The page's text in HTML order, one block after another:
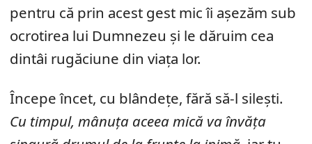
pentru că prin acest gest mic îi așezăm sub
ocrotirea lui Dumnezeu și le dăruim cea
dintâi rugăciune din viața lor.
Începe încet, cu blândețe, fără să-l silești.
Cu timpul, mânuța aceea mică va învăța